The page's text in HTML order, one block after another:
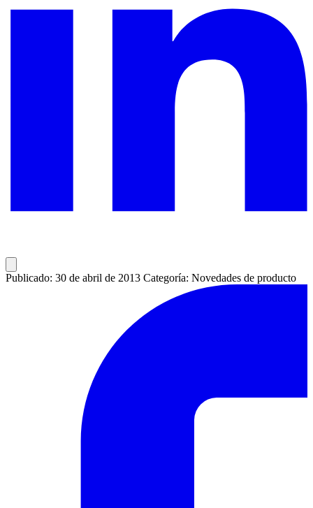
Publicado: 30 de abril de 2013 Categoría: Novedades de producto